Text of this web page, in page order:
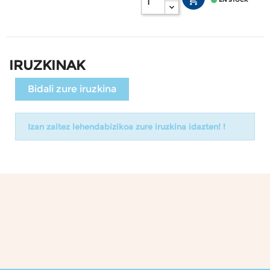
IRUZKINAK
Bidali zure iruzkina
Izan zaitez lehendabizikoa zure iruzkina idazten! !